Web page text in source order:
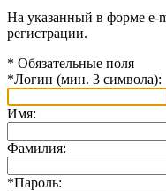
На указанный в форме e-
регистрации.
* Обязательные поля
*Логин (мин. 3 символа):
Имя:
Фамилия:
*Пароль: